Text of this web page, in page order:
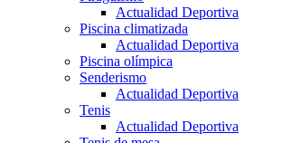
Actualidad Deportiva
Piscina climatizada
Actualidad Deportiva
Piscina olímpica
Senderismo
Actualidad Deportiva
Tenis
Actualidad Deportiva